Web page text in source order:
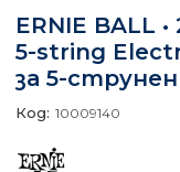
ERNIE BALL
5-string
за 5-
Код: 10009140